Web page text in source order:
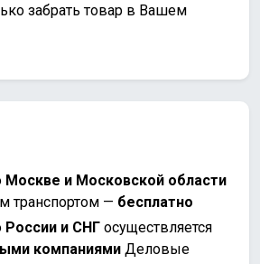
забрать товар в Вашем
Москве и Московской области
транспортом — бесплатно
России и СНГ осуществляется
компаниями Деловые